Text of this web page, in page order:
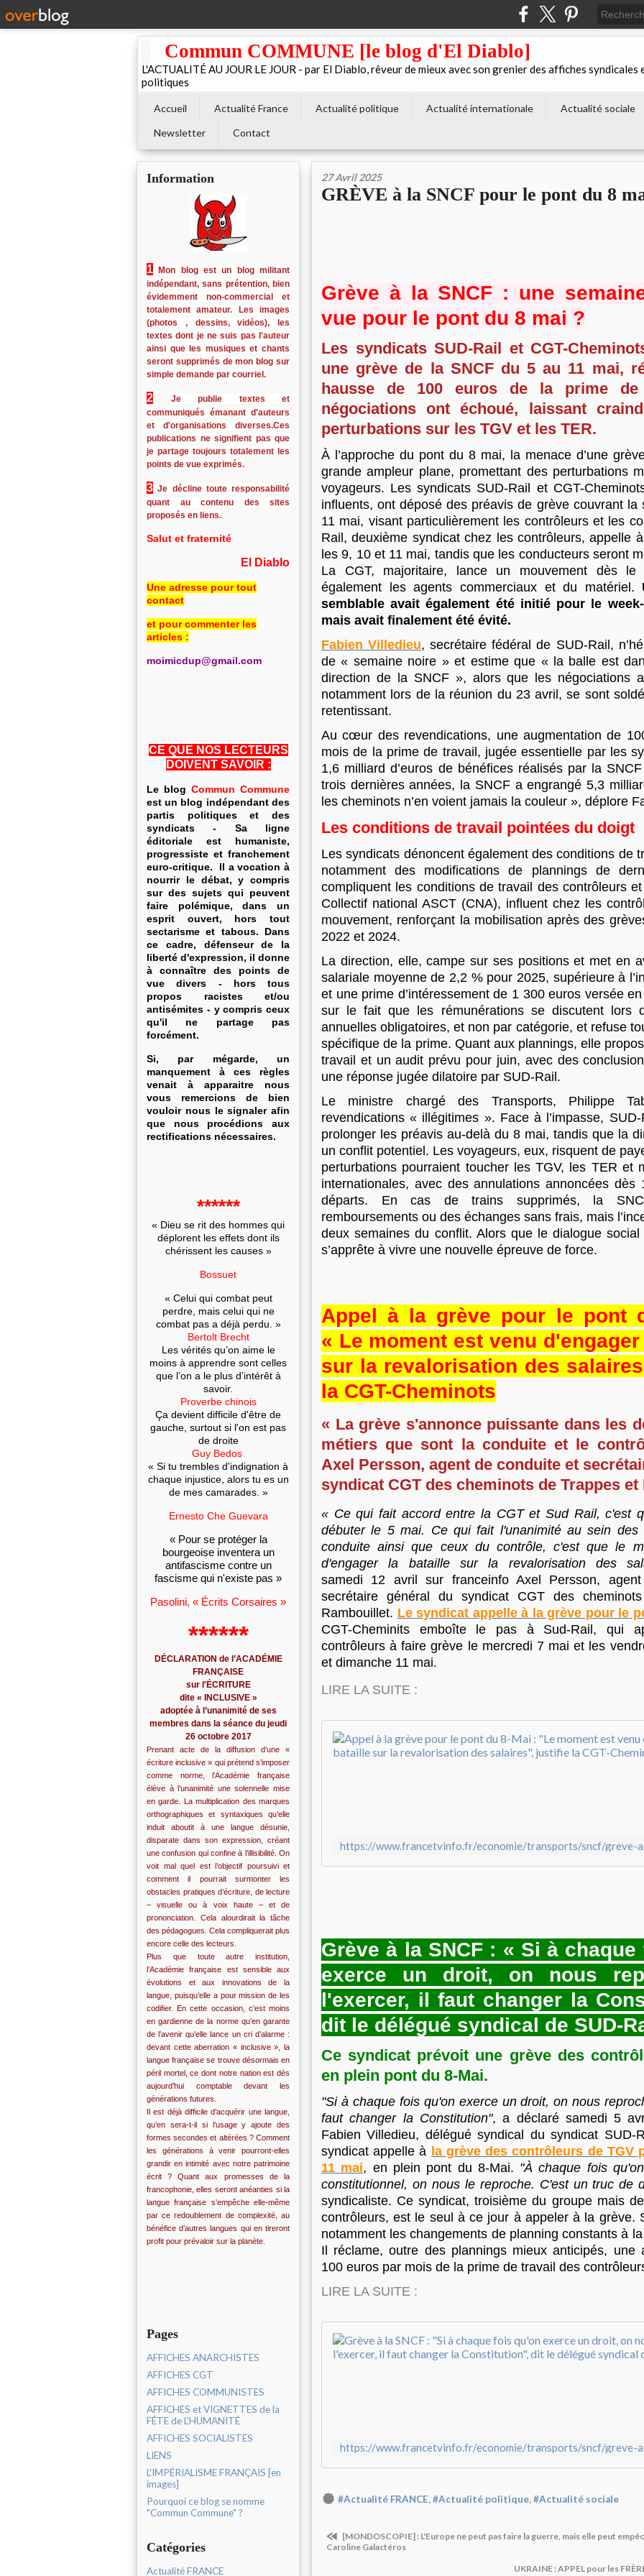
Commun COMMUNE [le blog d'El Diablo]
L'ACTUALITÉ AU JOUR LE JOUR - par El Diablo, rêveur de mieux avec son grenier des affiches syndicales
politiques
Accueil Actualité France Actualité politique Actualité internationale Actualité sociale
Newsletter
Contact
Information
1
Mon blog est un blog militant
indépendant, sans prétention, bien
évidemment non-commercial et
totalement amateur. Les images
(photos , dessins, vidéos), les
textes dont je ne suis pas l'auteur
ainsi que les musiques et chants
seront supprimés de mon blog sur
simple demande par courriel.
2
Je publie textes et
communiqués émanant d'auteurs
et d'organisations diverses.Ces
publications ne signifient pas que
je partage toujours totalement les
points de vue exprimés.
3 Je décline toute responsabilité
quant au contenu des sites
proposés en liens.
Salut et fraternité
El Diablo
Une adresse pour tout
contact
et pour commenter les
articles :
moimicdup@gmail.com
CE QUE NOS LECTEURS
DOIVENT SAVOIR :
Le blog Commun Commune
est un blog indépendant des
partis politiques et des
syndicats - Sa ligne
éditoriale est humaniste,
progressiste et franchement
euro-critique. Il a vocation à
nourrir le débat, y compris
sur des sujets qui peuvent
faire polémique, dans un
esprit ouvert, hors tout
sectarisme et tabous. Dans
ce cadre, défenseur de la
liberté d'expression, il donne
à connaître des points de
vue divers - hors tous
propos racistes et/ou
antisémites - y compris ceux
qu'il ne partage pas
forcément.
Si, par mégarde, un
manquement à ces règles
venait à apparaitre nous
vous remercions de bien
vouloir nous le signaler afin
que nous procédions aux
rectifications nécessaires.
******
« Dieu se rit des hommes qui
déplorent les effets dont ils
chérissent les causes »
Bossuet
« Celui qui combat peut
perdre, mais celui qui ne
combat pas a déjà perdu. »
Bertolt Brecht
Les vérités qu’on aime le
moins à apprendre sont celles
que l’on a le plus d’intérêt à
savoir.
Proverbe chinois
Ça devient difficile d'être de
gauche, surtout si l'on est pas
de droite
Guy Bedos
« Si tu trembles d'indignation à
chaque injustice, alors tu es un
de mes camarades. »
Ernesto Che Guevara
« Pour se protéger la
bourgeoise inventera un
antifascisme contre un
fascisme qui n'existe pas »
Pasolini, « Écrits Corsaires »
******
DÉCLARATION de l’ACADÉMIE
FRANÇAISE
sur l'ÉCRITURE
dite « INCLUSIVE »
adoptée à l’unanimité de ses
membres dans la séance du jeudi
26 octobre 2017
Prenant acte de la diffusion d’une «
écriture inclusive » qui prétend s’imposer
comme norme, l’Académie française
élève à l’unanimité une solennelle mise
en garde. La multiplication des marques
orthographiques et syntaxiques qu’elle
induit aboutit à une langue désunie,
disparate dans son expression, créant
une confusion qui confine à l’illisibilité. On
voit mal quel est l’objectif poursuivi et
comment il pourrait surmonter les
obstacles pratiques d’écriture, de lecture
– visuelle ou à voix haute – et de
prononciation. Cela alourdirait la tâche
des pédagogues. Cela compliquerait plus
encore celle des lecteurs.
Plus que toute autre institution,
l’Académie française est sensible aux
évolutions et aux innovations de la
langue, puisqu’elle a pour mission de les
codifier. En cette occasion, c’est moins
en gardienne de la norme qu’en garante
de l’avenir qu’elle lance un cri d’alarme :
devant cette aberration « inclusive », la
langue française se trouve désormais en
péril mortel, ce dont notre nation est dès
aujourd’hui comptable devant les
générations futures.
Il est déjà difficile d’acquérir une langue,
qu’en sera-t-il si l’usage y ajoute des
formes secondes et altérées ? Comment
les générations à venir pourront-elles
grandir en intimité avec notre patrimoine
écrit ? Quant aux promesses de la
francophonie, elles seront anéanties si la
langue française s’empêche elle-même
par ce redoublement de complexité, au
bénéfice d’autres langues qui en tireront
profit pour prévaloir sur la planète.
Pages
AFFICHES ANARCHISTES
AFFICHES CGT
AFFICHES COMMUNISTES
AFFICHES et VIGNETTES de la
FÊTE de L'HUMANITÉ
AFFICHES SOCIALISTES
LIENS
L'IMPÉRIALISME FRANÇAIS [en
images]
Pourquoi ce blog se nomme
"Commun Commune" ?
Catégories
Actualité FRANCE
27 Avril 2025
GRÈVE à la SNCF pour le pont du 8
Grève à la SNCF : une
vue pour le pont du 8 mai ?
Les syndicats SUD-Rail et CGT-
une grève de la SNCF du 5 au 11 mai,
hausse de 100 euros de la prime de
négociations ont échoué, laissant
perturbations sur les TGV et les TER.
À l’approche du pont du 8 mai, la menace d’une
grande ampleur plane, promettant des perturbations
voyageurs. Les syndicats SUD-Rail et CGT-
influents, ont déposé des préavis de grève couvrant la
11 mai, visant particulièrement les contrôleurs et les
Rail, deuxième syndicat chez les contrôleurs, appelle
les 9, 10 et 11 mai, tandis que les conducteurs seront
La CGT, majoritaire, lance un mouvement dès
également les agents commerciaux et du matériel.
semblable avait également été initié pour le
mais avait finalement été évité.
Fabien Villedieu, secrétaire fédéral de SUD-Rail,
de « semaine noire » et estime que « la balle est
direction de la SNCF », alors que les négociations
notamment lors de la réunion du 23 avril, se sont
retentissant.
Au cœur des revendications, une augmentation de
mois de la prime de travail, jugée essentielle par les
1,6 milliard d’euros de bénéfices réalisés par la
trois dernières années, la SNCF a engrangé 5,3
les cheminots n’en voient jamais la couleur », déplore
Les conditions de travail pointées du doigt
Les syndicats dénoncent également des conditions de
notamment des modifications de plannings de
compliquent les conditions de travail des contrôleurs
Collectif national ASCT (CNA), influent chez les
mouvement, renforçant la mobilisation après des
2022 et 2024.
La direction, elle, campe sur ses positions et met en
salariale moyenne de 2,2 % pour 2025, supérieure à
et une prime d’intéressement de 1 300 euros versée
sur le fait que les rémunérations se discutent lors
annuelles obligatoires, et non par catégorie, et refuse
spécifique de la prime. Quant aux plannings, elle
travail et un audit prévu pour juin, avec des
une réponse jugée dilatoire par SUD-Rail.
Le ministre chargé des Transports, Philippe
revendications « illégitimes ». Face à l’impasse,
prolonger les préavis au-delà du 8 mai, tandis que la
un conflit potentiel. Les voyageurs, eux, risquent de
perturbations pourraient toucher les TGV, les TER et
internationales, avec des annulations annoncées dès
départs. En cas de trains supprimés, la
remboursements ou des échanges sans frais, mais
deux semaines du conflit. Alors que le dialogue
s’apprête à vivre une nouvelle épreuve de force.
Appel à la grève pour le pont
« Le moment est venu
sur la revalorisation des
la CGT-Cheminots
« La grève s'annonce puissante dans les
métiers que sont la conduite et le
Axel Persson, agent de conduite et
syndicat CGT des cheminots de Trappes
« Ce qui fait accord entre la CGT et Sud Rail, c'est
débuter le 5 mai. Ce qui fait l'unanimité au sein des
conduite ainsi que ceux du contrôle, c'est que le
d'engager la bataille sur la revalorisation des
samedi 12 avril sur franceinfo Axel Persson,
secrétaire général du syndicat CGT des
Rambouillet. Le syndicat appelle à la grève pour le
CGT-Cheminits emboîte le pas à Sud-Rail, qui
contrôleurs à faire grève le mercredi 7 mai et les
et dimanche 11 mai.
LIRE LA SUITE :
Grève à la SNCF : « Si à
exerce un droit, on nous
l'exercer, il faut changer la
dit le délégué syndical de SUD-
Ce syndicat prévoit une grève des
en plein pont du 8-Mai.
"Si à chaque fois qu'on exerce un droit, on nous
faut changer la Constitution", a déclaré samedi 5
Fabien Villedieu, délégué syndical du syndicat SUD-
syndicat appelle à la grève des contrôleurs de TGV
11 mai, en plein pont du 8-Mai. "À chaque fois
constitutionnel, on nous le reproche. C'est un truc de
syndicaliste. Ce syndicat, troisième du groupe mais
contrôleurs, est le seul à ce jour à appeler à la grève.
notamment les changements de planning constants à
Il réclame, outre des plannings mieux anticipés, une
100 euros par mois de la prime de travail des
LIRE LA SUITE :
#Actualité FRANCE,#Actualité politique,#Actualité sociale
[MONDOSCOPIE] : L'Europe ne peut pas faire la guerre, mais elle peut
Caroline Galactéros
UKRAINE : APPEL pour les